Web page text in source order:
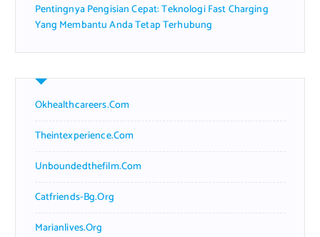
Pentingnya Pengisian Cepat: Teknologi Fast Charging
Yang Membantu Anda Tetap Terhubung
Okhealthcareers.com
Theintexperience.com
Unboundedthefilm.com
Catfriends-Bg.org
Marianlives.org